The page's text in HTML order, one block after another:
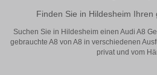
Finden Sie in Hildesheim Ihren
Suchen Sie in Hildesheim einen Audi A8
gebrauchte A8 von A8 in verschiedenen
privat und vom